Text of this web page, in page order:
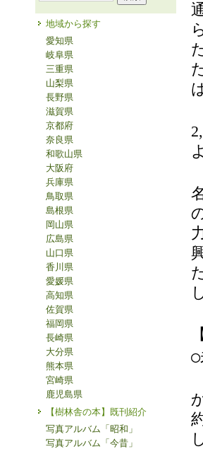
地域から探す
愛知県
岐阜県
三重県
山梨県
長野県
滋賀県
京都府
奈良県
和歌山県
大阪府
兵庫県
鳥取県
島根県
岡山県
広島県
山口県
香川県
愛媛県
高知県
佐賀県
福岡県
長崎県
大分県
熊本県
宮崎県
鹿児島県
【樹林舎の本】既刊紹介
写真アルバム「昭和」
写真アルバム「今昔」
○